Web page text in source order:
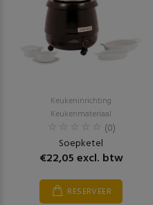
Keukeninrichting
Keukenmateriaal
(0)
Soepketel
€22,05 excl. btw
RESERVEER